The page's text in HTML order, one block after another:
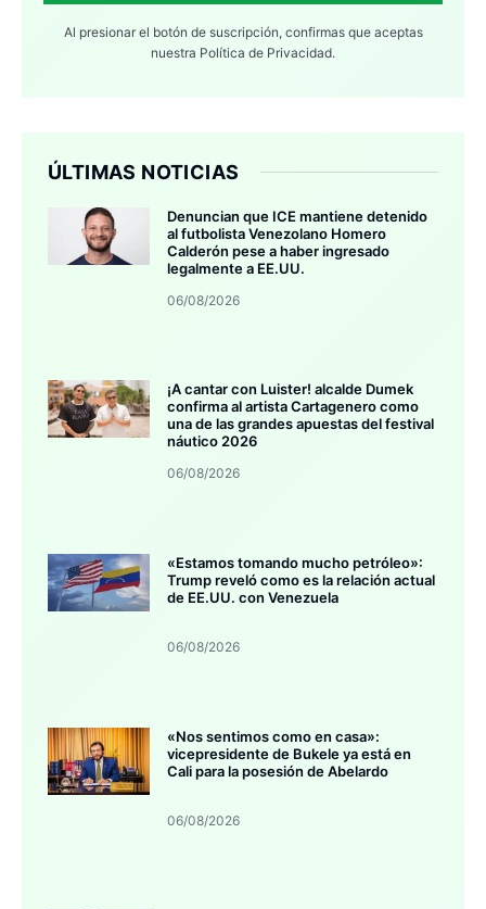
Al presionar el botón de suscripción, confirmas que aceptas
nuestra Política de Privacidad.
ÚLTIMAS NOTICIAS
Denuncian que ICE mantiene detenido
al futbolista Venezolano Homero
Calderón pese a haber ingresado
legalmente a EE.UU.
06/08/2026
¡A cantar con Luister! alcalde Dumek
confirma al artista Cartagenero como
una de las grandes apuestas del festival
náutico 2026
06/08/2026
«Estamos tomando mucho petróleo»:
Trump reveló como es la relación actual
de EE.UU. con Venezuela
06/08/2026
«Nos sentimos como en casa»:
vicepresidente de Bukele ya está en
Cali para la posesión de Abelardo
06/08/2026